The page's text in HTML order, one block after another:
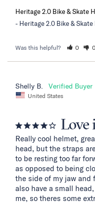
Heritage 2.0 Bike & Skate
Heritage 2.0 Bike &
Was this helpful? 0 0
Shelly B.
United States
Love
Really cool helmet,
head, but the straps
to be resting too far
as opposed to being
the side of my jaw and
also have a small
me, so theres some